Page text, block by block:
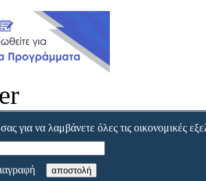
για να λαμβάνετε όλες τις οικονομικές
αποστολή